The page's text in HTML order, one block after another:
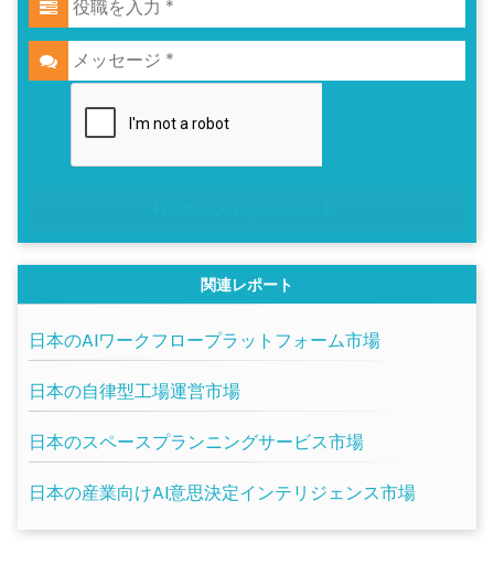
関連レポート
日本のAIワークフロープラットフォーム市場
日本の自律型工場運営市場
日本のスペースプランニングサービス市場
日本の産業向けAI意思決定インテリジェンス市場